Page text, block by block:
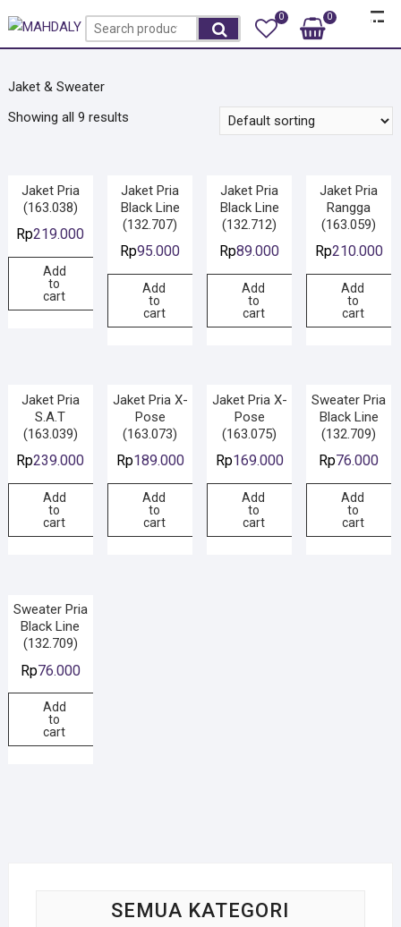
to
content
Search
for:
0 Total
0
Jaket & Sweater
Showing all 9 results
Jaket Pria
(163.038)
Rp219.000
Add
to
cart
Jaket Pria
Black Line
(132.707)
Rp95.000
Add
to
cart
Jaket Pria
Black Line
(132.712)
Rp89.000
Add
to
cart
Jaket Pria
Rangga
(163.059)
Rp210.000
Add
to
cart
Jaket Pria
S.A.T
(163.039)
Rp239.000
Add
to
cart
Jaket Pria X-
Pose
(163.073)
Rp189.000
Add
to
cart
Jaket Pria X-
Pose
(163.075)
Rp169.000
Add
to
cart
Sweater Pria
Black Line
(132.709)
Rp76.000
Add
to
cart
Sweater Pria
Black Line
(132.709)
Rp76.000
Add
to
cart
SEMUA KATEGORI